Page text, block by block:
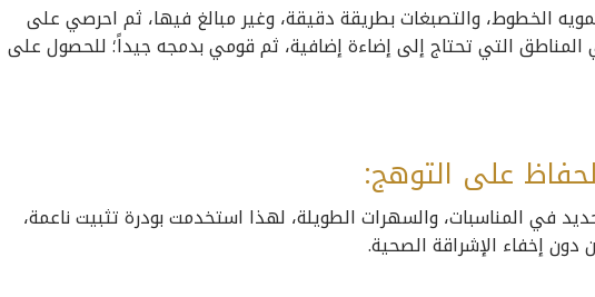
الخطوط، والتصبغات بطريقة دقيقة، وغير مبالغ فيها، ثم احرصي على
المناطق التي تحتاج إلى إضاءة إضافية، ثم قومي بدمجه جيداً؛ للحصول على
في المناسبات، والسهرات الطويلة، لهذا استخدمت بودرة تثبيت ناعمة،
إخفاء الإشراقة الصحية.